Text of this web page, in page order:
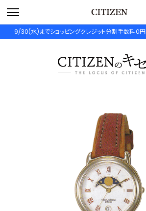
9/30(水)までショッピングクレジット分割手数料０円